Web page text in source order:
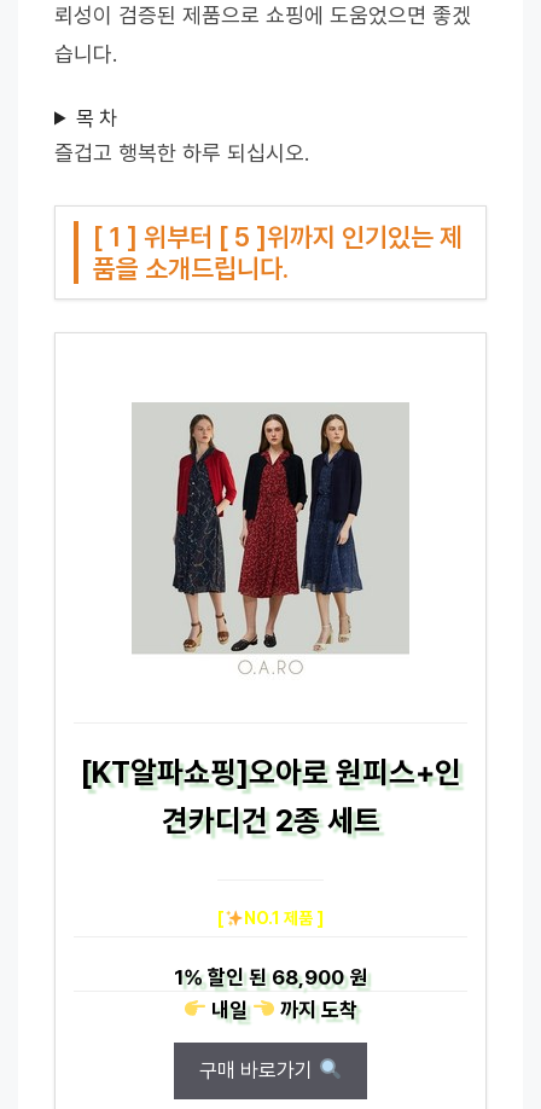
뢰성이 검증된 제품으로 쇼핑에 도움었으면 좋겠
습니다.
목 차
즐겁고 행복한 하루 되십시오.
[ 1 ] 위부터 [ 5 ]위까지 인기있는 제
품을 소개드립니다.
[KT알파쇼핑]오아로 원피스+인
견카디건 2종 세트
[ NO.1 제품 ]
1%할인 된68,900 원
내일
까지도착
구매 바로가기